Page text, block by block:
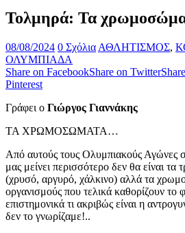
Τολμηρά: Τα
08/08/2024 0 Σχόλια ΑΘΛΗΤΙΣΜΟΣ,
ΟΛΥΜΠΙΑΔΑ
Share on FacebookShare on Twitter
Pinterest
Γράφει ο Γιώργος Γιαννάκης
ΤΑ ΧΡΩΜΟΣΩΜΑΤΑ…
Από αυτούς τους Ολυμπιακούς Αγώνες
μας μείνει περισσότερο δεν θα είναι τα
(χρυσό, αργυρό, χάλκινο) αλλά τα
οργανισμούς που τελικά καθορίζουν
επιστημονικά τι ακριβώς είναι η
δεν το γνωρίζαμε!..